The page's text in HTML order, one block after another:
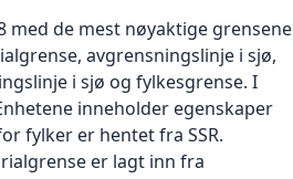
de mest nøyaktige grensene
avgrensningslinje i sjø,
i sjø og fylkesgrense. I
inneholder egenskaper
fylker er hentet fra SSR.
er lagt inn fra